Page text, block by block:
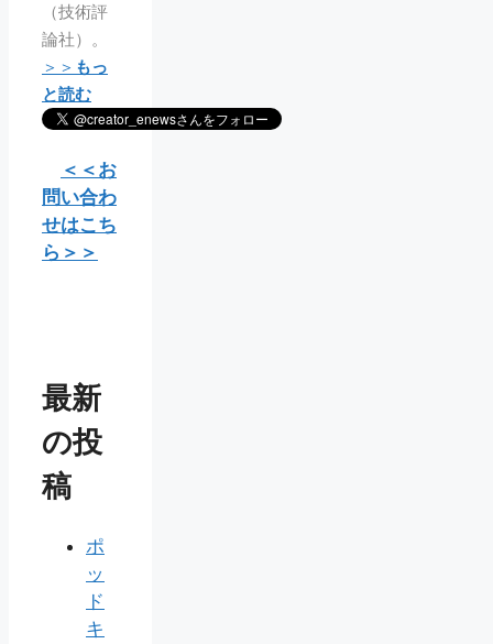
（技術評
論社）。
＞＞ もっ
と読む
＜＜お
問い合わ
せはこち
ら＞＞
最新
の投
稿
ポ
ッ
ド
キ